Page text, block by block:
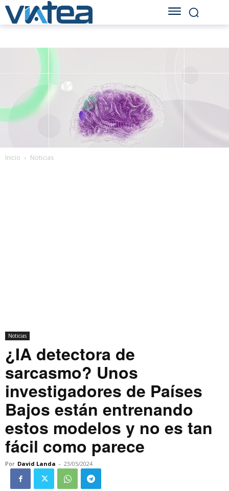
Inicio Noticias
Noticias
¿IA detectora de
sarcasmo? Unos
investigadores de Países
Bajos están entrenando
estos modelos y no es tan
fácil como parece
Por David Landa - 23/05/2024